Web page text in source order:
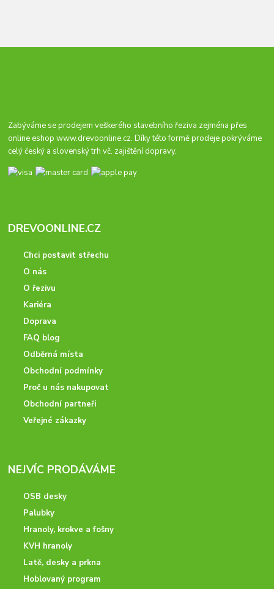
Zabýváme se prodejem veškerého stavebního řeziva zejména přes
online eshopwww.drevoonline.cz. Díky této formě prodeje pokrýváme
celý český a slovenský trh vč. zajištění dopravy.
DREVOONLINE.CZ
Chci postavit střechu
O nás
O řezivu
Kariéra
Doprava
FAQ blog
Odběrná místa
Obchodní podmínky
Proč u nás nakupovat
Obchodní partneři
Veřejné zákazky
NEJVÍC PRODÁVÁME
OSB desky
Palubky
Hranoly, krokve a fošny
KVH hranoly
Latě, desky a prkna
Hoblovaný program